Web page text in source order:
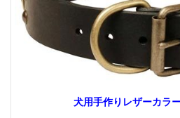
犬用手作りレザーカラ